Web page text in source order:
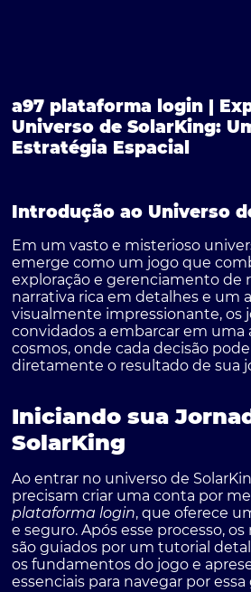
a97 plataforma login |
Universo de SolarKing:
Estratégia Espacial
Introdução ao Universo
Em um vasto e misterioso
emerge como um jogo que
exploração e gerenciamento de
narrativa rica em detalhes e um
visualmente impressionante, os
convidados a embarcar em uma
cosmos, onde cada decisão
diretamente o resultado de sua
Iniciando sua
SolarKing
Ao entrar no universo de
precisam criar uma conta por
plataforma login, que oferece
e seguro. Após esse processo,
são guiados por um tutorial
os fundamentos do jogo e
essenciais para navegar por